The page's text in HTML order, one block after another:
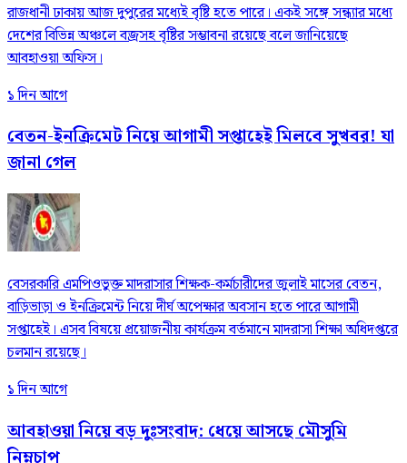
রাজধানী ঢাকায় আজ দুপুরের মধ্যেই বৃষ্টি হতে পারে। একই সঙ্গে সন্ধ্যার মধ্যে
দেশের বিভিন্ন অঞ্চলে বজ্রসহ বৃষ্টির সম্ভাবনা রয়েছে বলে জানিয়েছে
আবহাওয়া অফিস।
১ দিন আগে
বেতন-ইনক্রিমেট নিয়ে আগামী সপ্তাহেই মিলবে সুখবর! যা
জানা গেল
বেসরকারি এমপিওভুক্ত মাদরাসার শিক্ষক-কর্মচারীদের জুলাই মাসের বেতন,
বাড়িভাড়া ও ইনক্রিমেন্ট নিয়ে দীর্ঘ অপেক্ষার অবসান হতে পারে আগামী
সপ্তাহেই। এসব বিষয়ে প্রয়োজনীয় কার্যক্রম বর্তমানে মাদরাসা শিক্ষা অধিদপ্তরে
চলমান রয়েছে।
১ দিন আগে
আবহাওয়া নিয়ে বড় দুঃসংবাদ: ধেয়ে আসছে মৌসুমি